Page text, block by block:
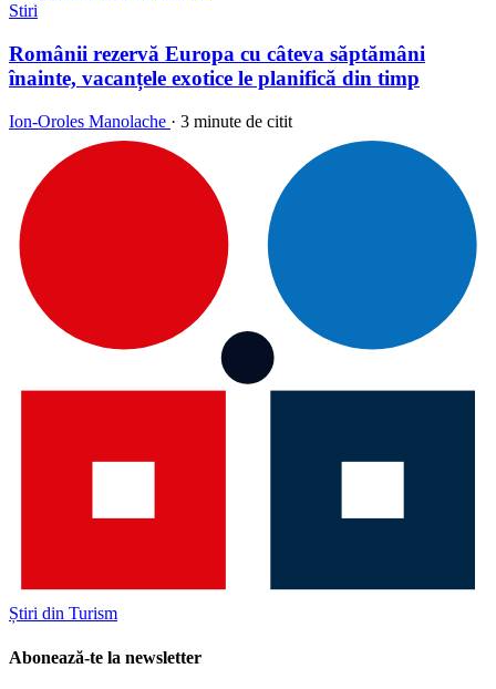
Stiri
Românii rezervă Europa cu câteva săptămâni
înainte, vacanțele exotice le planifică din timp
Ion-Oroles Manolache · 3 minute de citit
Știri din Turism
Abonează-te la newsletter